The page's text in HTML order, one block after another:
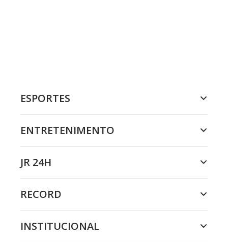
ESPORTES
ENTRETENIMENTO
JR 24H
RECORD
INSTITUCIONAL